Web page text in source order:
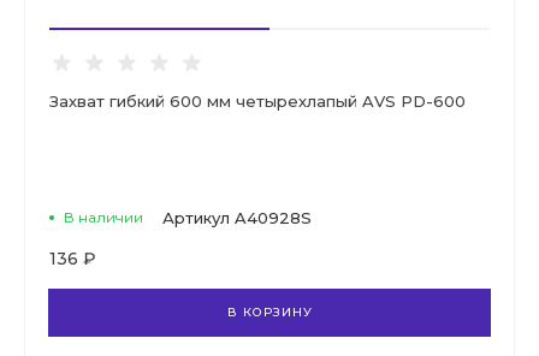
Захват гибкий 600 мм четырехлапый AVS PD-600
В наличии Артикул A40928S
136 ₽
В КОРЗИНУ